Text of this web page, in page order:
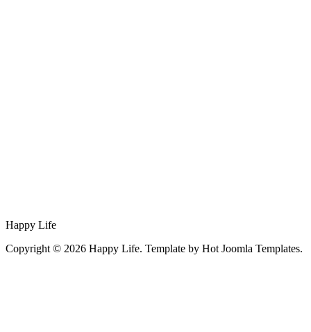
Happy Life
Copyright © 2026 Happy Life. Template by Hot Joomla Templates.